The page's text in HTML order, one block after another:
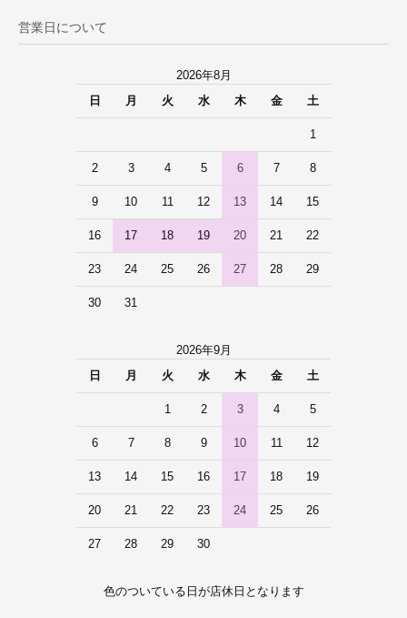
営業日について
2026年8月
日
月 火 水 木 金 土
1
2 3 4 5 6 7 8
9 10 11 12 13 14 15
16 17 18 19 20 21 22
23 24 25 26 27 28 29
30 31
2026年9月
日
月 火 水 木 金 土
1 2 3 4 5
6 7 8 9 10 11 12
13 14 15 16 17 18 19
20 21 22 23 24 25 26
27 28 29 30
色のついている日が店休日となります